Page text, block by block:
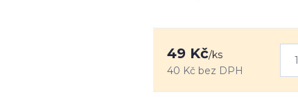
49 Kč/ks
40 Kč bez DPH